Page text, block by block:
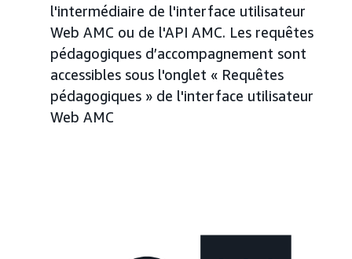
l'intermédiaire de l'interface utilisateur
Web AMC ou de l'API AMC. Les requêtes
pédagogiques d’accompagnement sont
accessibles sous l'onglet « Requêtes
pédagogiques » de l'interface utilisateur
Web AMC